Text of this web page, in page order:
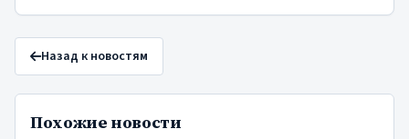
Назад к новостям
Похожие новости